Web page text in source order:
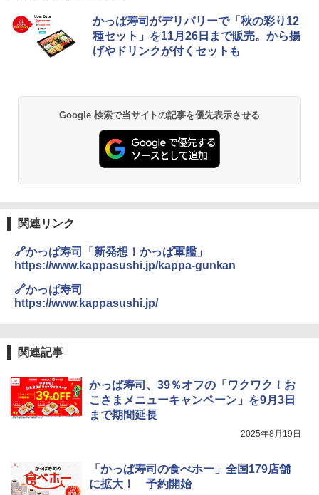
かっぱ寿司がデリバリーで「秋の彩り12
種セット」を11月26日まで販売。から揚
げやドリンクが付くセットも
Google 検索で当サイトの記事を優先表示させる
関連リンク
🔗かっぱ寿司「新発想！かっぱ軍艦」
https://www.kappasushi.jp/kappa-gunkan
🔗かっぱ寿司
https://www.kappasushi.jp/
関連記事
かっぱ寿司、39％オフの「ワクワク！お
こさまメニューキャンペーン」を9月3日
まで期間延長
2025年8月19日
「かっぱ寿司の食べホー」全国179店舗
に拡大！ 予約開始